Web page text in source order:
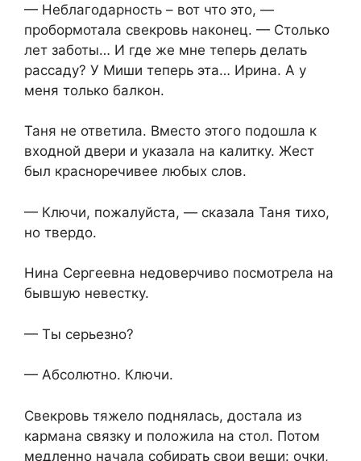
— Неблагодарность – вот что это, —
пробормотала свекровь наконец. — Столько
лет заботы… И где же мне теперь делать
рассаду? У Миши теперь эта… Ирина. А у
меня только балкон.
Таня не ответила. Вместо этого подошла к
входной двери и указала на калитку. Жест
был красноречивее любых слов.
— Ключи, пожалуйста, — сказала Таня тихо,
но твердо.
Нина Сергеевна недоверчиво посмотрела на
бывшую невестку.
— Ты серьезно?
— Абсолютно. Ключи.
Свекровь тяжело поднялась, достала из
кармана связку и положила на стол. Потом
медленно начала собирать свои вещи: очки,